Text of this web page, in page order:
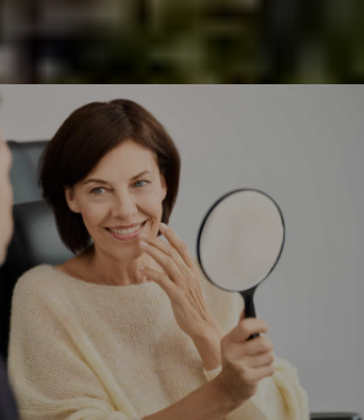
Betreuung, neueste Technik
Team mit Erfahrung.